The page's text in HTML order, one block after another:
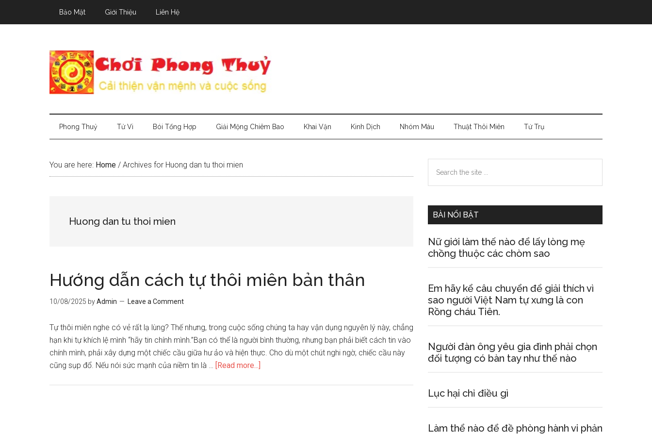
Bảo Mật Giới Thiệu Liên Hệ
Phong Thuỷ Tử Vi Bói Tổng Hợp Giải Mộng Chiêm Bao Khai Vận Kinh Dịch Nhóm Máu Thuật Thôi Miên Tứ Trụ
You are here: Home / Archives for Huong dan tu thoi mien
Huong dan tu thoi mien
Hướng dẫn cách tự thôi miên bản thân
10/08/2025 byAdmin Leave a Comment
Tự thôi miên nghe có vẻ rất lạ lùng? Thế nhưng, trong cuộc sống chúng ta hay vận dụng nguyên lý này, chẳng
hạn khi tự khích lệ mình “hãy tin chính mình.”Bạn có thể là người bình thường, nhưng bạn phải biết cách tin vào
chính mình, phải xây dựng một chiếc cầu giữa hư ảo và hiện thực. Cho dù một chút nghi ngờ, chiếc cầu này
cũng sụp đổ. Nếu nói sức mạnh của niềm tin là … [Read more...]
Primary
Sidebar
the
BÀI NỔI BẬT
Nữ giới làm thế nào để lấy lòng mẹ
chồng thuộc các chòm sao
Em hãy kể câu chuyển để giải thích vì
sao người Việt Nam tự xưng là con
Rồng cháu Tiên.
Người đàn ông yêu gia đình phải chọn
đối tượng có bàn tay như thế nào
Lục hại chỉ điều gì
Làm thể nào để đề phòng hành vi phản